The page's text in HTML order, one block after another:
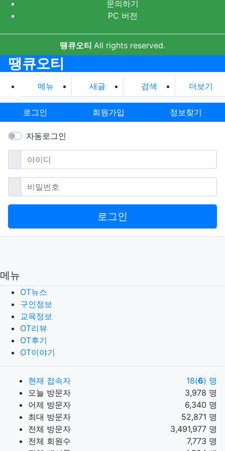
문의하기
PC 버전
땡큐오티 All rights reserved.
땡큐오티
메뉴 새글 검색 더보기
로그인 회원가입 정보찾기
자동로그인
아이디필수
비밀번호필수
로그인
메뉴
OT뉴스
구인정보
교육정보
OT리뷰
OT후기
OT이야기
현재 접속자 18(6) 명
오늘 방문자
3,978 명
어제 방문자
6,340 명
최대 방문자
52,871 명
전체 방문자
3,491,977 명
전체 회원수
7,773 명